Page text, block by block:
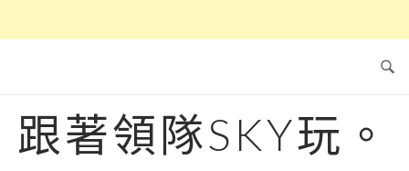
跟著領隊SKY玩。